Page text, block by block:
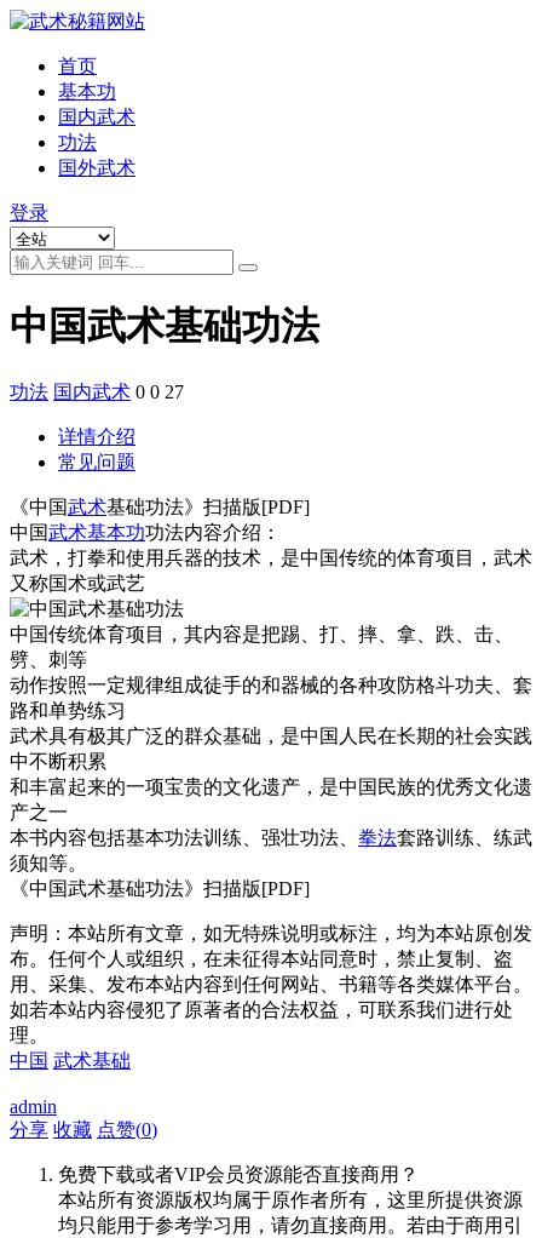
首页
基本功
国内武术
功法
国外武术
登录
中国武术基础功法
功法 国内武术 0 0 27
详情介绍
常见问题
《中国武术基础功法》扫描版[PDF]
中国武术基本功功法内容介绍：
武术，打拳和使用兵器的技术，是中国传统的体育项目，武术
又称国术或武艺
中国传统体育项目，其内容是把踢、打、摔、拿、跌、击、
劈、刺等
动作按照一定规律组成徒手的和器械的各种攻防格斗功夫、套
路和单势练习
武术具有极其广泛的群众基础，是中国人民在长期的社会实践
中不断积累
和丰富起来的一项宝贵的文化遗产，是中国民族的优秀文化遗
产之一
本书内容包括基本功法训练、强壮功法、 拳法套路训练、练武
须知等。
《中国武术基础功法》扫描版[PDF]
声明：本站所有文章，如无特殊说明或标注，均为本站原创发
布。任何个人或组织，在未征得本站同意时，禁止复制、盗
用、采集、发布本站内容到任何网站、书籍等各类媒体平台。
如若本站内容侵犯了原著者的合法权益，可联系我们进行处
理。
中国 武术基础
admin
分享 收藏 点赞(0)
免费下载或者VIP会员资源能否直接商用？
本站所有资源版权均属于原作者所有，这里所提供资源
均只能用于参考学习用，请勿直接商用。若由于商用引